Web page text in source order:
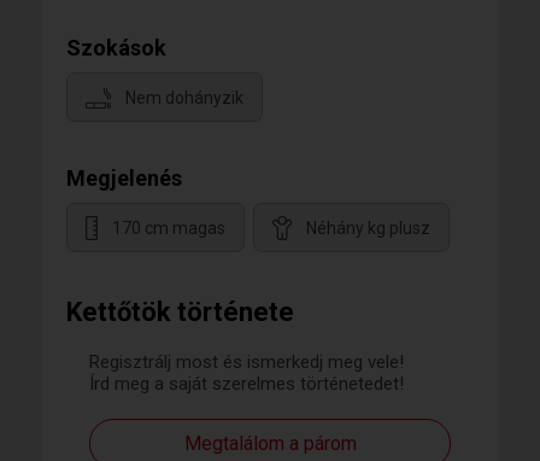
Kettőtök története
Regisztrálj most és ismerkedj meg vele!
Írd meg a saját szerelmes történetedet!
Megtalálom a párom
Szokások
Nem dohányzik
Megjelenés
170 cm magas Néhány kg plusz